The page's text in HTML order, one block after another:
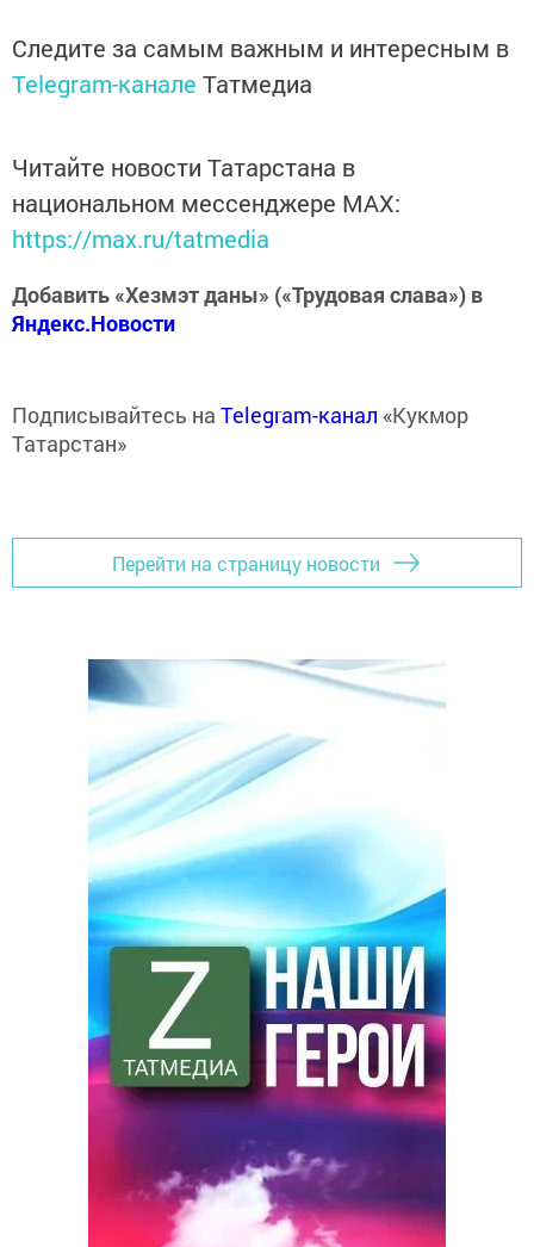
Следите за самым важным и интересным в
Telegram-канале Татмедиа
Читайте новости Татарстана в
национальном мессенджере MАХ:
https://max.ru/tatmedia
Добавить «Хезмэт даны» («Трудовая слава») в
Яндекс.Новости
Подписывайтесь на Telegram-канал «Кукмор
Татарстан»
Перейти на страницу новости